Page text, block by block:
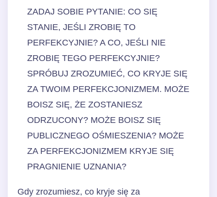
ZADAJ SOBIE PYTANIE: CO SIĘ
STANIE, JEŚLI ZROBIĘ TO
PERFEKCYJNIE? A CO, JEŚLI NIE
ZROBIĘ TEGO PERFEKCYJNIE?
SPRÓBUJ ZROZUMIEĆ, CO KRYJE SIĘ
ZA TWOIM PERFEKCJONIZMEM. MOŻE
BOISZ SIĘ, ŻE ZOSTANIESZ
ODRZUCONY? MOŻE BOISZ SIĘ
PUBLICZNEGO OŚMIESZENIA? MOŻE
ZA PERFEKCJONIZMEM KRYJE SIĘ
PRAGNIENIE UZNANIA?
Gdy zrozumiesz, co kryje się za